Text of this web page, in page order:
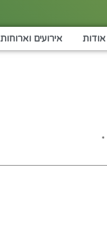
אודות אירועים וארוחות
*